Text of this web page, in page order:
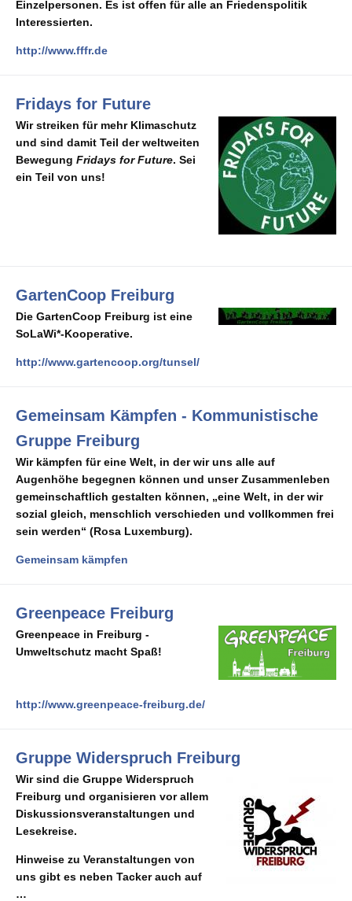
Einzelpersonen. Es ist offen für alle an Friedenspolitik
Interessierten.
http://www.fffr.de
Fridays for Future
Wir streiken für mehr Klimaschutz
und sind damit Teil der weltweiten
Bewegung Fridays for Future. Sei
ein Teil von uns!
GartenCoop Freiburg
Die GartenCoop Freiburg ist eine
SoLaWi*-Kooperative.
http://www.gartencoop.org/tunsel/
Gemeinsam Kämpfen - Kommunistische
Gruppe Freiburg
Wir kämpfen für eine Welt, in der wir uns alle auf
Augenhöhe begegnen können und unser Zusammenleben
gemeinschaftlich gestalten können, „eine Welt, in der wir
sozial gleich, menschlich verschieden und vollkommen frei
sein werden“ (Rosa Luxemburg).
Gemeinsam kämpfen
Greenpeace Freiburg
Greenpeace in Freiburg -
Umweltschutz macht Spaß!
http://www.greenpeace-freiburg.de/
Gruppe Widerspruch Freiburg
Wir sind die Gruppe Widerspruch
Freiburg und organisieren vor allem
Diskussionsveranstaltungen und
Lesekreise.
Hinweise zu Veranstaltungen von
uns gibt es neben Tacker auch auf
…